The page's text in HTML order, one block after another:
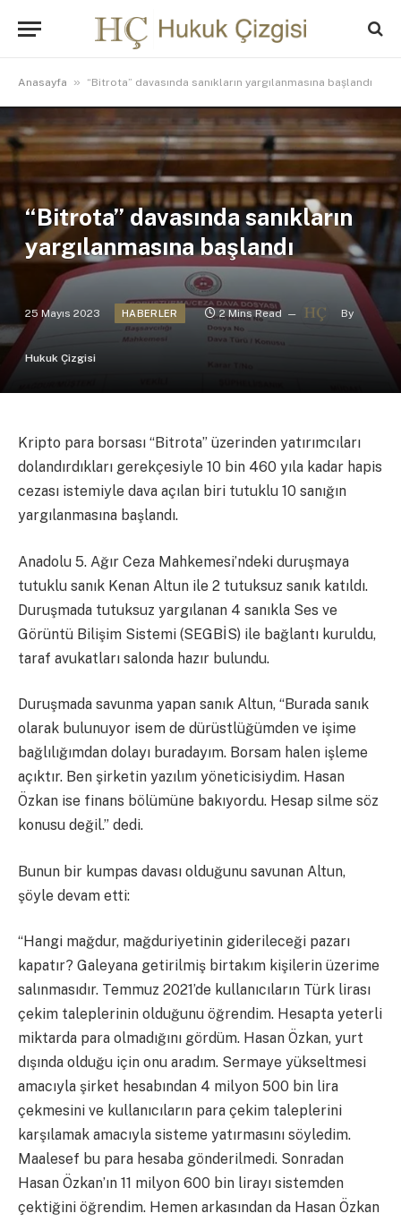
Anasayfa » “Bitrota” davasında sanıkların yargılanmasına başlandı
“Bitrota” davasında sanıkların
yargılanmasına başlandı
25 Mayıs 2023 HABERLER 2 Mins Read By
Hukuk Çizgisi
Kripto para borsası “Bitrota” üzerinden yatırımcıları
dolandırdıkları gerekçesiyle 10 bin 460 yıla kadar hapis
cezası istemiyle dava açılan biri tutuklu 10 sanığın
yargılanmasına başlandı.
Anadolu 5. Ağır Ceza Mahkemesi’ndeki duruşmaya
tutuklu sanık Kenan Altun ile 2 tutuksuz sanık katıldı.
Duruşmada tutuksuz yargılanan 4 sanıkla Ses ve
Görüntü Bilişim Sistemi (SEGBİS) ile bağlantı kuruldu,
taraf avukatları salonda hazır bulundu.
Duruşmada savunma yapan sanık Altun, “Burada sanık
olarak bulunuyor isem de dürüstlüğümden ve işime
bağlılığımdan dolayı buradayım. Borsam halen işleme
açıktır. Ben şirketin yazılım yöneticisiydim. Hasan
Özkan ise finans bölümüne bakıyordu. Hesap silme söz
konusu değil.” dedi.
Bunun bir kumpas davası olduğunu savunan Altun,
şöyle devam etti:
“Hangi mağdur, mağduriyetinin giderileceği pazarı
kapatır? Galeyana getirilmiş birtakım kişilerin üzerime
salınmasıdır. Temmuz 2021’de kullanıcıların Türk lirası
çekim taleplerinin olduğunu öğrendim. Hesapta yeterli
miktarda para olmadığını gördüm. Hasan Özkan, yurt
dışında olduğu için onu aradım. Sermaye yükseltmesi
amacıyla şirket hesabından 4 milyon 500 bin lira
çekmesini ve kullanıcıların para çekim taleplerini
karşılamak amacıyla sisteme yatırmasını söyledim.
Maalesef bu para hesaba gönderilmedi. Sonradan
Hasan Özkan’ın 11 milyon 600 bin lirayı sistemden
çektiğini öğrendim. Hemen arkasından da Hasan Özkan